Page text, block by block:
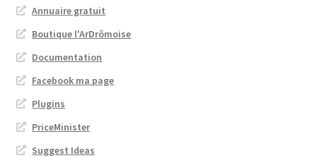
Annuaire gratuit
Boutique l'ArDrômoise
Documentation
Facebook ma page
Plugins
PriceMinister
Suggest Ideas